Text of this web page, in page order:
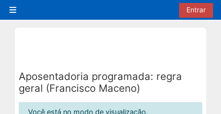
Painel lateral
Entrar
Aposentadoria programada: regra
geral (Francisco Maceno)
Condições de conclusão
Você está no modo de visualização.